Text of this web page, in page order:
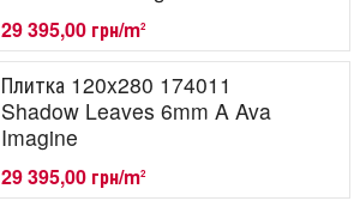
29 395,00 грн/m2
Плитка 120x280 174011
Shadow Leaves 6mm A Ava
Imagine
29 395,00 грн/m2